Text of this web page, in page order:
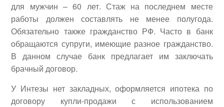
для мужчин – 60 лет. Стаж на последнем месте
работы должен составлять не менее полугода.
Обязательно также гражданство РФ. Часто в банк
обращаются супруги, имеющие разное гражданство.
В данном случае банк предлагает им заключать
брачный договор.
У Интезы нет закладных, оформляется ипотека по
договору купли-продажи с использованием